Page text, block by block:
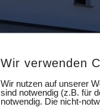
Wir verwenden
Wir nutzen auf unserer
sind notwendig (z.B. für
notwendig. Die nicht-